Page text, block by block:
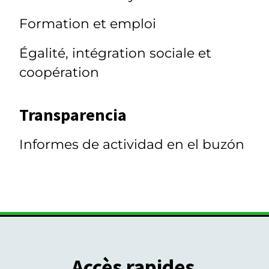
Formation et emploi
Égalité, intégration sociale et
coopération
Transparencia
Informes de actividad en el buzón